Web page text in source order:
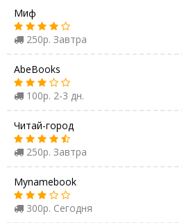
Миф
250р. Завтра
AbeBooks
100р. 2-3 дн.
Читай-город
250р. Завтра
Mynamebook
300р. Сегодня